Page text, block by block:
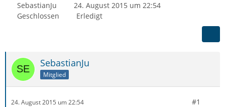
SebastianJu
24. August 2015 um 22:54
Geschlossen
Erledigt
SebastianJu
Mitglied
24. August 2015 um 22:54 #1